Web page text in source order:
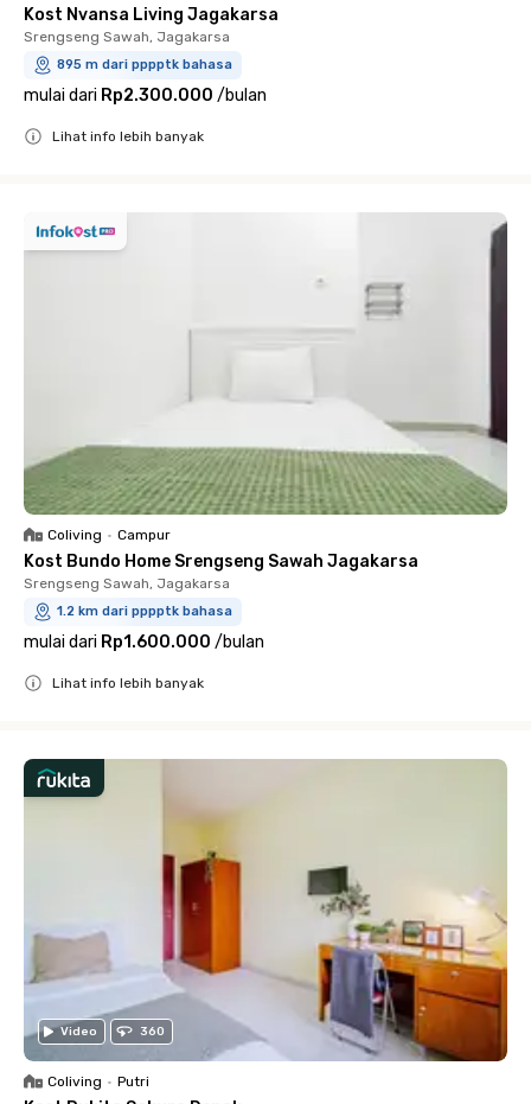
Kost Nvansa Living Jagakarsa
Srengseng Sawah, Jagakarsa
895 m dari pppptk bahasa
mulai dari Rp2.300.000 /bulan
Lihat info lebih banyak
Coliving • Campur
Kost Bundo Home Srengseng Sawah Jagakarsa
Srengseng Sawah, Jagakarsa
1.2 km dari pppptk bahasa
mulai dari Rp1.600.000 /bulan
Lihat info lebih banyak
Video 360
Coliving • Putri